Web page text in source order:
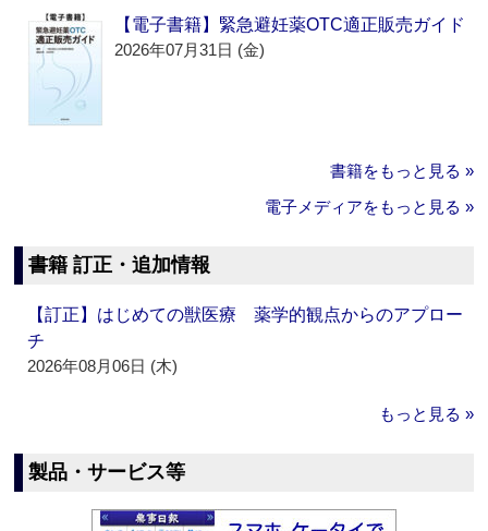
【電子書籍】緊急避妊薬OTC適正販売ガイド
2026年07月31日 (金)
書籍をもっと見る »
電子メディアをもっと見る »
書籍 訂正・追加情報
【訂正】はじめての獣医療 薬学的観点からのアプロー
チ
2026年08月06日 (木)
もっと見る »
製品・サービス等